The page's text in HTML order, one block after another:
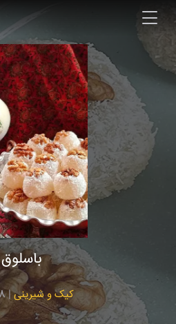
باسلوق
کیک و شیرینی| 18 دقیقه